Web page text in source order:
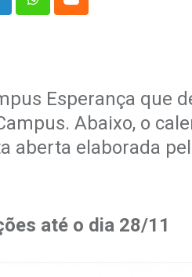
WhatsappCloud
Esperança que
Abaixo, o
aberta elaborada
até o dia 28/11